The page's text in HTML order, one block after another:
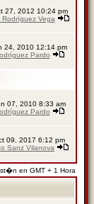
27, 2012 10:24 pm
Rodríguez Vega
24, 2010 12:14 pm
Pardo
07, 2010 8:33 am
Pardo
09, 2017 6:12 pm
Sanz Vilanova
en GMT + 1 Hora